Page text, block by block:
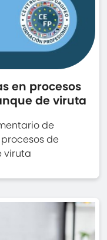
en procesos
de viruta
de
de
viruta